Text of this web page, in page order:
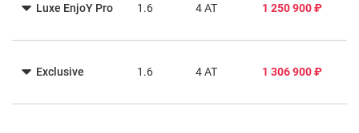
Luxe EnjoY Pro 1.6 4 AT 1 250 900 ₽
Exclusive 1.6 4 AT 1 306 900 ₽